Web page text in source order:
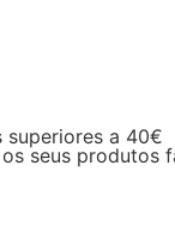
superiores a 40€
seus produtos